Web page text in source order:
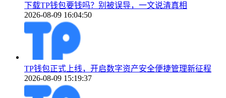
下载TP钱包要钱吗？别被误导，一文说清真相
2026-08-09 16:04:50
TP钱包正式上线，开启数字资产安全便捷管理新征程
2026-08-09 15:19:37